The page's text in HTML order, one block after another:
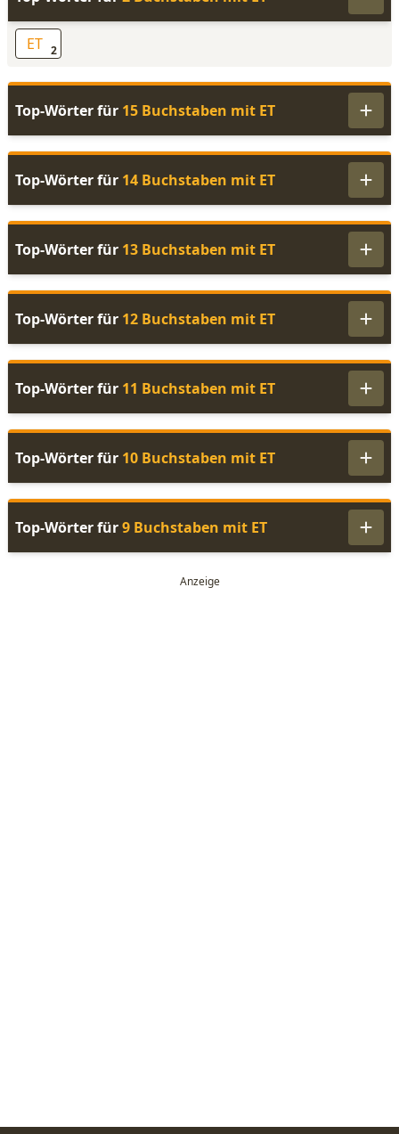
ET 2
Top-Wörter für 15 Buchstaben mit ET
Top-Wörter für 14 Buchstaben mit ET
Top-Wörter für 13 Buchstaben mit ET
Top-Wörter für 12 Buchstaben mit ET
Top-Wörter für 11 Buchstaben mit ET
Top-Wörter für 10 Buchstaben mit ET
Top-Wörter für9 Buchstaben mit ET